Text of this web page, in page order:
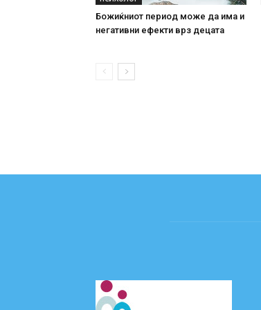
Божиќниот период може да има и
негативни ефекти врз децата